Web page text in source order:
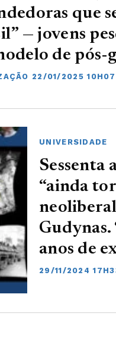
que
— jovens
de pós-
22/01/2025 10H07
UNIVERSIDADE
Sessenta
“ainda
Gudynas.
anos de
29/11/2024